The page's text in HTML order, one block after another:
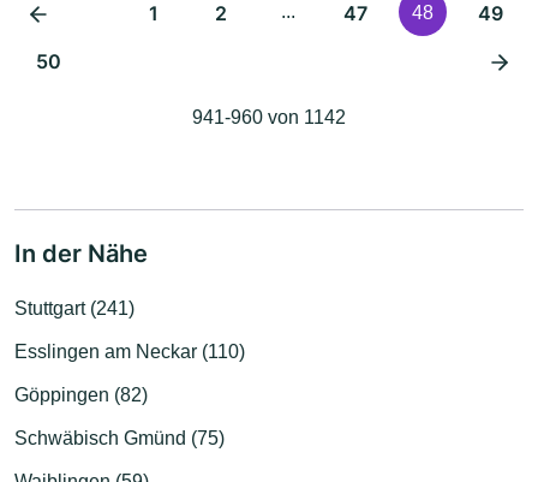
1 2 ... 47 48
49
50
941-960 von 1142
In der Nähe
Stuttgart (241)
Esslingen am Neckar (110)
Göppingen (82)
Schwäbisch Gmünd (75)